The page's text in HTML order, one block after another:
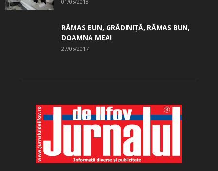
01/05/2018
RĂMAS BUN, GRĂDINIŢĂ, ­RĂMAS BUN,
DOAMNA MEA!
27/06/2017